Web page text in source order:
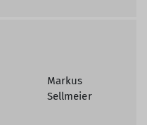
Markus
Sellmeier